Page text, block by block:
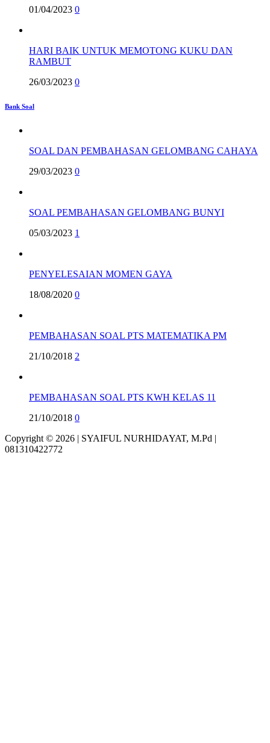
01/04/2023 0
HARI BAIK UNTUK MEMOTONG KUKU DAN
RAMBUT
26/03/2023 0
Bank Soal
SOAL DAN PEMBAHASAN GELOMBANG CAHAYA
29/03/2023 0
SOAL PEMBAHASAN GELOMBANG BUNYI
05/03/2023 1
PENYELESAIAN MOMEN GAYA
18/08/2020 0
PEMBAHASAN SOAL PTS MATEMATIKA PM
21/10/2018 2
PEMBAHASAN SOAL PTS KWH KELAS 11
21/10/2018 0
Copyright © 2026 | SYAIFUL NURHIDAYAT, M.Pd |
081310422772